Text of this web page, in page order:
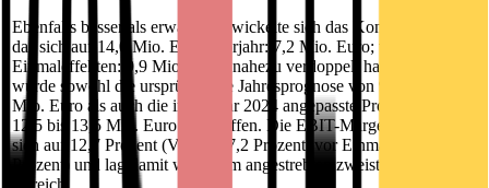
Ebenfalls besser als erwartet entwickelte sich das Konzern-EBIT,
das sich auf 14,0 Mio. Euro (Vorjahr: 7,2 Mio. Euro; vor
Einmaleffekten: 9,9 Mio. Euro) nahezu verdoppelt hat. Damit
wurde sowohl die ursprüngliche Jahresprognose von 9,0 bis 10,0
Mio. Euro als auch die im Januar 2024 angepasste Prognose von
12,5 bis 13,5 Mio. Euro übertroffen. Die EBIT-Marge verbesserte
sich auf 12,7 Prozent (Vorjahr: 7,2 Prozent; vor Einmaleffekten: 9,9
Prozent) und lag damit wieder im angestrebten zweistelligen
Bereich.